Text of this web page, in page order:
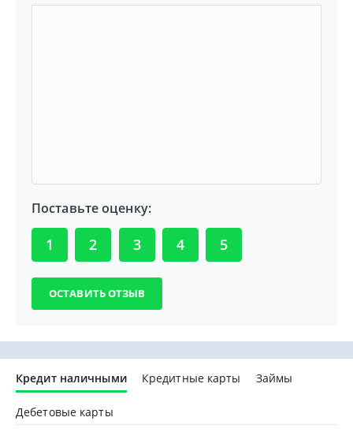
Поставьте оценку:
1 2 3 4 5
Кредит наличными Кредитные карты Займы
Дебетовые карты